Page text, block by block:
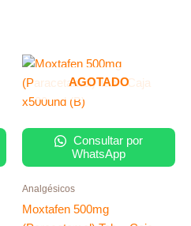
AGOTADO
Consultar por
WhatsApp
Analgésicos
Moxtafen 500mg